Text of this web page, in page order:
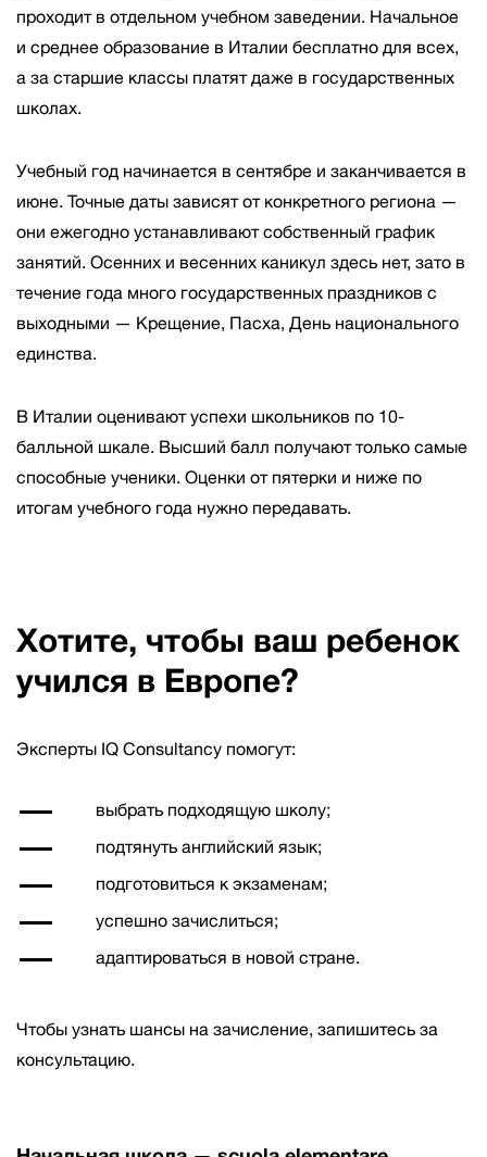
проходит в отдельном учебном заведении. Начальное
и среднее образование в Италии бесплатно для всех,
а за старшие классы платят даже в государственных
школах.
Учебный год начинается в сентябре и заканчивается в
июне. Точные даты зависят от конкретного региона —
они ежегодно устанавливают собственный график
занятий. Осенних и весенних каникул здесь нет, зато в
течение года много государственных праздников с
выходными — Крещение, Пасха, День национального
единства.
В Италии оценивают успехи школьников по 10-
балльной шкале. Высший балл получают только самые
способные ученики. Оценки от пятерки и ниже по
итогам учебного года нужно передавать.
Хотите, чтобы ваш ребенок
учился в Европе?
Эксперты IQ Consultancy помогут:
выбрать подходящую школу;
подтянуть английский язык;
подготовиться к экзаменам;
успешно зачислиться;
адаптироваться в новой стране.
Чтобы узнать шансы на зачисление, запишитесь за
консультацию.